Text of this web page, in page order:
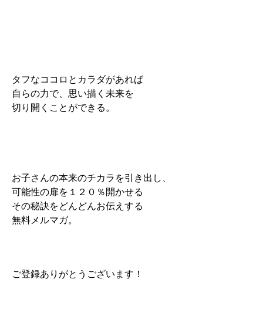
タフなココロとカラダがあれば
自らの力で、思い描く未来を
切り開くことができる。
お子さんの本来のチカラを引き出し、
可能性の扉を１２０％開かせる
その秘訣をどんどんお伝えする
無料メルマガ。
ご登録ありがとうございます！